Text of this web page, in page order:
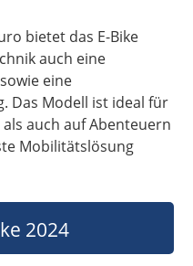
bietet das E-Bike
auch eine
eine
Das Modell ist ideal für
auch auf Abenteuern
Mobilitätslösung
2024